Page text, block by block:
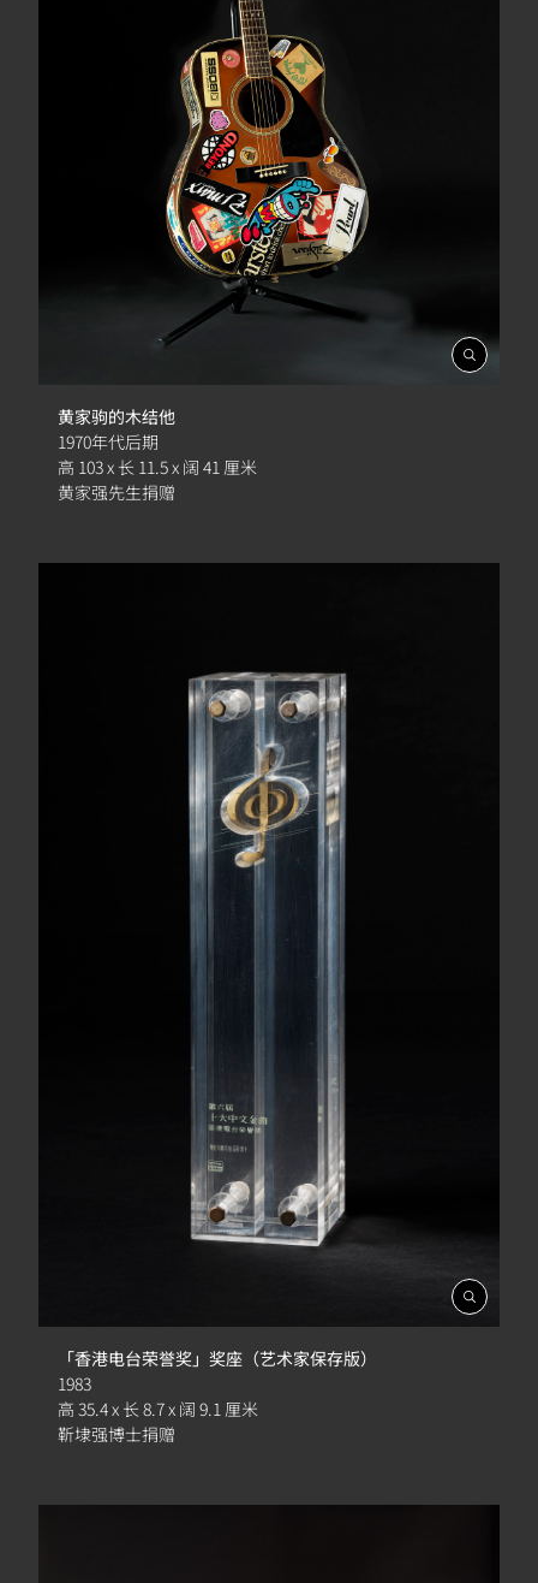
開
啟
黄家驹的木结他
1970年代后期
高 103 x 长 11.5 x 阔 41 厘米
黄家强先生捐赠
開
啟
「香港电台荣誉奖」奖座（艺术家保存版）
1983
高 35.4 x 长 8.7 x 阔 9.1 厘米
靳埭强博士捐赠